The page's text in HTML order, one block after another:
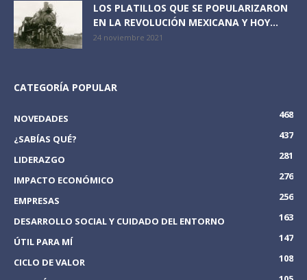
LOS PLATILLOS QUE SE POPULARIZARON
EN LA REVOLUCIÓN MEXICANA Y HOY...
24 noviembre 2021
CATEGORÍA POPULAR
NOVEDADES
468
¿SABÍAS QUÉ?
437
LIDERAZGO
281
IMPACTO ECONÓMICO
276
EMPRESAS
256
DESARROLLO SOCIAL Y CUIDADO DEL ENTORNO
163
ÚTIL PARA MÍ
147
CICLO DE VALOR
108